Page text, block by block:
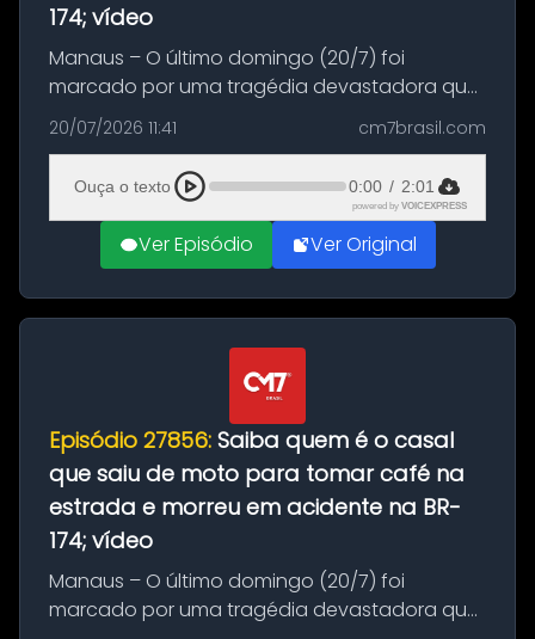
174; vídeo
Manaus – O último domingo (20/7) foi
marcado por uma tragédia devastadora que
resultou na morte precoce de dois jovens na
BR-174, na zona rural de Manaus. Um passeio
com destino a um típico café regio...
20/07/2026 11:41 cm7brasil.com
Ouça o texto 0:00 / 2:01
powered by VOICEXPRESS
Ver Episódio Ver Original
Episódio 27856: Saiba quem é o casal
que saiu de moto para tomar café na
estrada e morreu em acidente na BR-
174; vídeo
Manaus – O último domingo (20/7) foi
marcado por uma tragédia devastadora que